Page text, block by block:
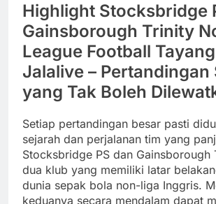
Highlight Stocksbridge
Gainsborough Trinity
League Football
Jalalive – Pertandingan
yang Tak Boleh
Setiap pertandingan besar pasti
sejarah dan perjalanan tim yang
Stocksbridge PS dan Gainsborough
dua klub yang memiliki latar
dunia sepak bola non-liga Inggris.
keduanya secara mendalam dapat